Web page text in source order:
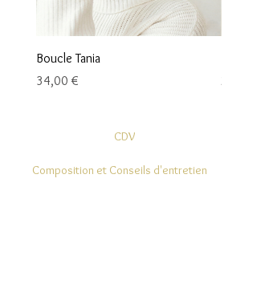
Boucle Tania
Prix
34,00 € 28,00 €
CDV
Composition et Conseils d'entretien